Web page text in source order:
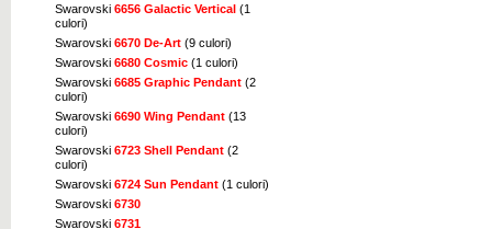
Swarovski 6656 Galactic Vertical (1
culori)
Swarovski 6670 De-Art (9 culori)
Swarovski 6680 Cosmic (1 culori)
Swarovski 6685 Graphic Pendant (2
culori)
Swarovski 6690 Wing Pendant (13
culori)
Swarovski 6723 Shell Pendant (2
culori)
Swarovski 6724 Sun Pendant (1 culori)
Swarovski 6730
Swarovski 6731